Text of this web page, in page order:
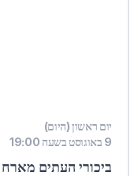
יום ראשון (היום)
9 באוגוסט בשעה 19:00
ביכורי העתים מארח